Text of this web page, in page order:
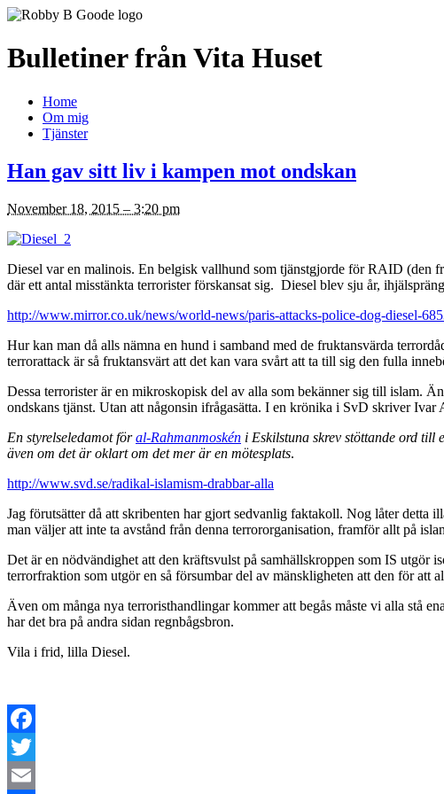
Bulletiner från Vita Huset
Home
Om mig
Tjänster
Han gav sitt liv i kampen mot ondskan
November 18, 2015 – 3:20 pm
Diesel var en malinois. En belgisk vallhund som tjänstgjorde för RAID (den
där ett antal misstänkta terrorister förskansat sig. Diesel blev sju år,
http://www.mirror.co.uk/news/world-news/paris-attacks-police-dog-diesel-
Hur kan man då alls nämna en hund i samband med de fruktansvärda
terrorattack är så fruktansvärt att det kan vara svårt att ta till sig den fulla
Dessa terrorister är en mikroskopisk del av alla som bekänner sig till islam.
ondskans tjänst. Utan att någonsin ifrågasätta. I en krönika i SvD skriver Ivar
En styrelseledamot föral-Rahmanmoskén i Eskilstuna skrev stöttande ord till
även om det är oklart om det mer är en mötesplats.
http://www.svd.se/radikal-islamism-drabbar-alla
Jag förutsätter då att skribenten har gjort sedvanlig faktakoll. Nog låter detta
man väljer att inte ta avstånd från denna terrororganisation, framför allt på
Det är en nödvändighet att den kräftsvulst på samhällskroppen som IS utgör
terrorfraktion som utgör en så försumbar del av mänskligheten att den för att
Även om många nya terroristhandlingar kommer att begås måste vi alla stå
har det bra på andra sidan regnbågsbron.
Vila i frid, lilla Diesel.
Facebook
Twitter